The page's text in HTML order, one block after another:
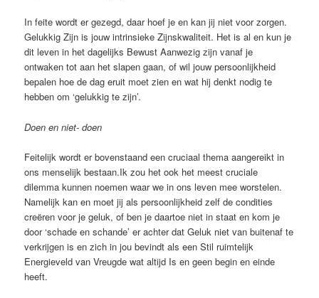
In feite wordt er gezegd, daar hoef je en kan jij niet voor zorgen.
Gelukkig Zijn is jouw intrinsieke Zijnskwaliteit. Het is al en kun je
dit leven in het dagelijks Bewust Aanwezig zijn vanaf je
ontwaken tot aan het slapen gaan, of wil jouw persoonlijkheid
bepalen hoe de dag eruit moet zien en wat hij denkt nodig te
hebben om ‘gelukkig te zijn’.
Doen en niet- doen
Feitelijk wordt er bovenstaand een cruciaal thema aangereikt in
ons menselijk bestaan.Ik zou het ook het meest cruciale
dilemma kunnen noemen waar we in ons leven mee worstelen.
Namelijk kan en moet jij als persoonlijkheid zelf de condities
creëren voor je geluk, of ben je daartoe niet in staat en kom je
door ‘schade en schande’ er achter dat Geluk niet van buitenaf te
verkrijgen is en zich in jou bevindt als een Stil ruimtelijk
Energieveld van Vreugde wat altijd Is en geen begin en einde
heeft.